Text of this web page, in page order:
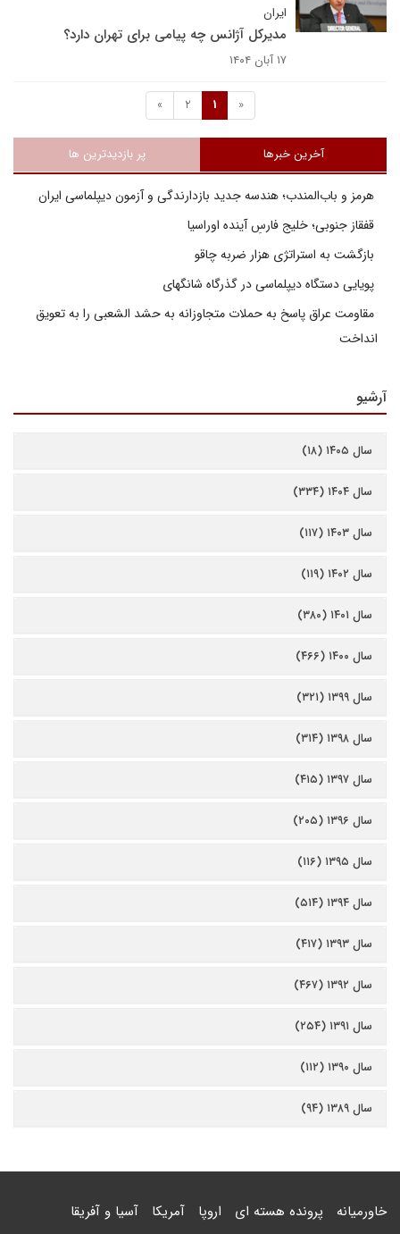
ایران
مدیرکل آژانس چه پیامی برای تهران دارد؟
۱۷ آبان ۱۴۰۴
«
1
2
»
آخرین خبرها پر بازدیدترین ها
هرمز و باب‌المندب؛ هندسه جدید بازدارندگی و آزمون دیپلماسی ایران
قفقاز جنوبی؛ خلیج فارسِ آینده اوراسیا
بازگشت به استراتژی هزار ضربه چاقو
پویایی دستگاه دیپلماسی در گذرگاه شانگهای
مقاومت عراق پاسخ به حملات متجاوزانه به حشد الشعبی را به تعویق
انداخت
آرشیو
سال ۱۴۰۵ (۱۸)
سال ۱۴۰۴ (۳۳۴)
سال ۱۴۰۳ (۱۱۷)
سال ۱۴۰۲ (۱۱۹)
سال ۱۴۰۱ (۳۸۰)
سال ۱۴۰۰ (۴۶۶)
سال ۱۳۹۹ (۳۲۱)
سال ۱۳۹۸ (۳۱۴)
سال ۱۳۹۷ (۴۱۵)
سال ۱۳۹۶ (۲۰۵)
سال ۱۳۹۵ (۱۱۶)
سال ۱۳۹۴ (۵۱۴)
سال ۱۳۹۳ (۴۱۷)
سال ۱۳۹۲ (۴۶۷)
سال ۱۳۹۱ (۲۵۴)
سال ۱۳۹۰ (۱۱۲)
سال ۱۳۸۹ (۹۴)
خاورمیانه پرونده هسته ای اروپا آمریکا آسیا و آفریقا